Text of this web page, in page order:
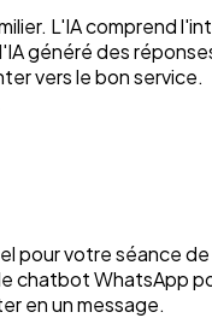
L'IA comprend
généré des
vers le bon service.
pour votre séance
chatbot WhatsApp
en un message.